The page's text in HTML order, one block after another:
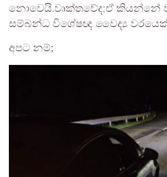
නොවෙයි.වෘක්තවේද;ඒ කියන්නේ
සම්බන්ධ විශේෂඥ වෛද්‍ය
අපට නම්;